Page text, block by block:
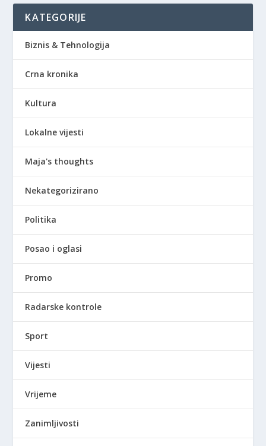
KATEGORIJE
Biznis & Tehnologija
Crna kronika
Kultura
Lokalne vijesti
Maja's thoughts
Nekategorizirano
Politika
Posao i oglasi
Promo
Radarske kontrole
Sport
Vijesti
Vrijeme
Zanimljivosti